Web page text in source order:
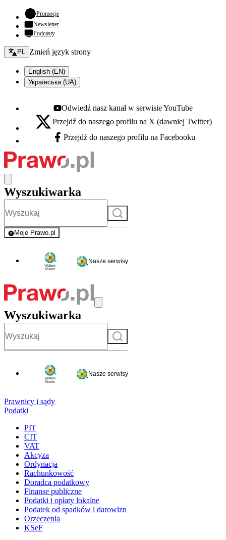
Promocje- otwiera się w nowej karcie
Newsletter
Podcasty
Zmień język - bieżący:
PL Zmień język strony
English (EN)
Українська (UA)
Youtube - otwiera się w nowej karcie
Odwiedź nasz kanał w serwisie YouTube
X - otwiera się w nowej karcie
Przejdź do naszego profilu na X (dawniej Twitter)
Facebook - otwiera się w nowej karcie
Przejdź do naszego profilu na Facebooku
Wyszukiwarka
Szukaj
Moje Prawo.pl
- rejestracja i logowanie do serwisu
Nasze serwisy
Wyszukiwarka
Szukaj
Nasze serwisy
Prawnicy i sądy
Podatki
PIT
CIT
VAT
Akcyza
Ordynacja
Rachunkowość
Doradca podatkowy
Finanse publiczne
Podatki i opłaty lokalne
Podatek od spadków i darowizn
Orzeczenia
KSeF